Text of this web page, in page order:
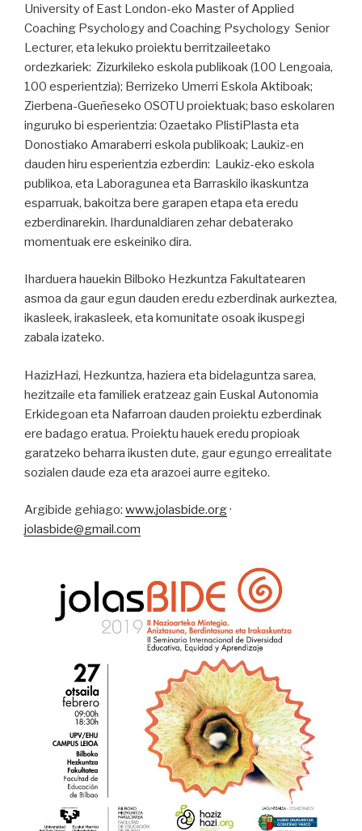
University of East London-eko Master of Applied
Coaching Psychology and Coaching Psychology Senior
Lecturer, eta lekuko proiektu berritzaileetako
ordezkariek: Zizurkileko eskola publikoak (100 Lengoaia,
100 esperientzia); Berrizeko Umerri Eskola Aktiboak;
Zierbena-Gueñeseko OSOTU proiektuak; baso eskolaren
inguruko bi esperientzia: Ozaetako PlistiPlasta eta
Donostiako Amaraberri eskola publikoak; Laukiz-en
dauden hiru esperientzia ezberdin: Laukiz-eko eskola
publikoa, eta Laboragunea eta Barraskilo ikaskuntza
esparruak, bakoitza bere garapen etapa eta eredu
ezberdinarekin. Ihardunaldiaren zehar debaterako
momentuak ere eskeiniko dira.
Iharduera hauekin Bilboko Hezkuntza Fakultatearen
asmoa da gaur egun dauden eredu ezberdinak aurkeztea,
ikasleek, irakasleek, eta komunitate osoak ikuspegi
zabala izateko.
HazizHazi, Hezkuntza, haziera eta bidelaguntza sarea,
hezitzaile eta familiek eratzeaz gain Euskal Autonomia
Erkidegoan eta Nafarroan dauden proiektu ezberdinak
ere badago eratua. Proiektu hauek eredu propioak
garatzeko beharra ikusten dute, gaur egungo errealitate
sozialen daude eza eta arazoei aurre egiteko.
Argibide gehiago: www.jolasbide.org·
jolasbide@gmail.com